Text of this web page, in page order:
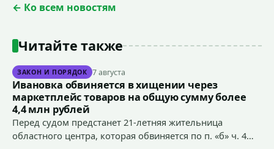
← Ко всем новостям
Читайте также
ЗАКОН И ПОРЯДОК 7 августа
Ивановка обвиняется в хищении через
маркетплейс товаров на общую сумму более
4,4 млн рублей
Перед судом предстанет 21-летняя жительница
областного центра, которая обвиняется по п. «б» ч. 4